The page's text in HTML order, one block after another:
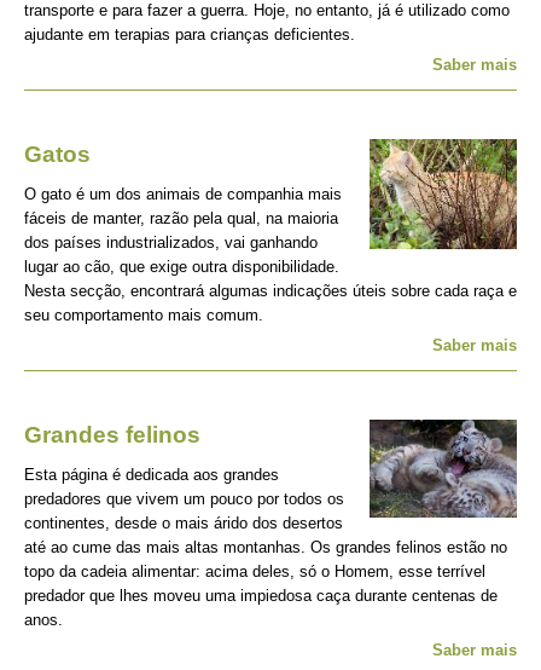
transporte e para fazer a guerra. Hoje, no entanto, já é utilizado como
ajudante em terapias para crianças deficientes.
Saber mais
Gatos
O gato é um dos animais de companhia mais
fáceis de manter, razão pela qual, na maioria
dos países industrializados, vai ganhando
lugar ao cão, que exige outra disponibilidade.
Nesta secção, encontrará algumas indicações úteis sobre cada raça e
seu comportamento mais comum.
Saber mais
Grandes felinos
Esta página é dedicada aos grandes
predadores que vivem um pouco por todos os
continentes, desde o mais árido dos desertos
até ao cume das mais altas montanhas. Os grandes felinos estão no
topo da cadeia alimentar: acima deles, só o Homem, esse terrível
predador que lhes moveu uma impiedosa caça durante centenas de
anos.
Saber mais